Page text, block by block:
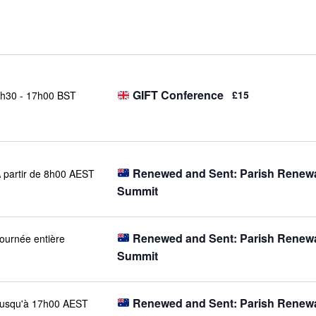
- 17h00 BST GIFT Conference £15
partir de 8h00 AEST
Renewed and Sent: Parish
Summit
entière
Renewed and Sent: Parish
Summit
17h00 AEST
Renewed and Sent: Parish